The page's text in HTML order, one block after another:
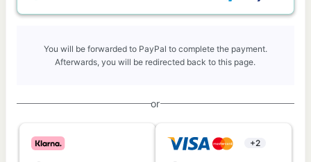
You will be forwarded to PayPal to complete the payment.
Afterwards, you will be redirected back to this page.
or
+2